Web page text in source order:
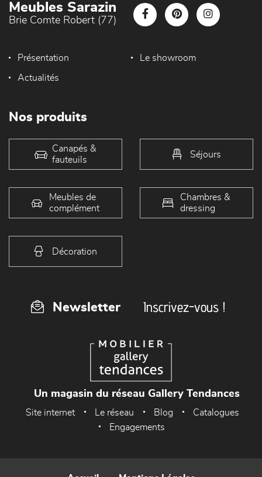
Meubles Sarazin
Brie Comte Robert (77)
Présentation Le showroom
Actualités
Nos produits
Canapés &
fauteuils
Séjours
Meubles de
complément
Chambres &
dressing
Décoration
Newsletter Inscrivez-vous !
Un magasin du réseau Gallery Tendances
Site internet Le réseau Blog
Catalogues
Engagements